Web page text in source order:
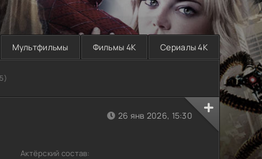
Мультфильмы Фильмы 4K Сериалы 4K
26 янв 2026, 15:30
Актёрский состав: